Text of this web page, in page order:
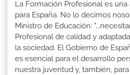
La Formación Profesional es
para España. No lo decimos
Ministro de Educación:
Profesional de calidad y
la sociedad. El Gobierno de
es esencial para el desarrollo
nuestra juventud y, también,